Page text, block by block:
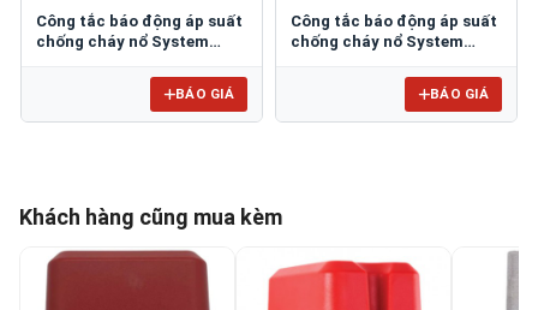
Công tắc báo động áp suất
chống cháy nổ System
BÁO GIÁ
Công tắc báo động áp suất
chống cháy nổ System
BÁO GIÁ
Khách hàng cũng mua kèm